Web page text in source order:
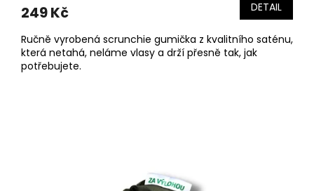
249 Kč DETAIL
Ručně vyrobená scrunchie gumička z kvalitního saténu,
která netahá, neláme vlasy a drží přesně tak, jak
potřebujete.